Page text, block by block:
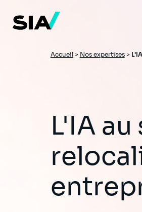
contenu
principal
Fil
Accueil> Nos expertises>
L'IA au service de la